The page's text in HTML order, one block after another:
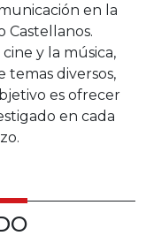
en la
Castellanos.
y la música,
temas diversos,
es ofrecer
en cada